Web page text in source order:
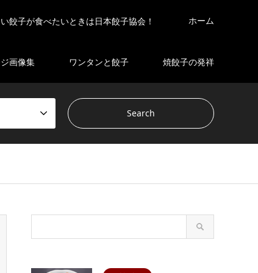
餃子が食べたいときは日本餃子協会！ ホーム
画像集 ワンタンと餃子 焼餃子の発祥